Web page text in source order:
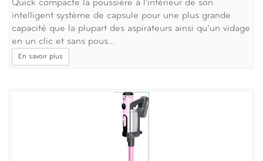
Quick compacte la poussière à l'intérieur de son
intelligent système de capsule pour une plus grande
capacité que la plupart des aspirateurs ainsi qu’un vidage
en un clic et sans pous…
En savoir plus